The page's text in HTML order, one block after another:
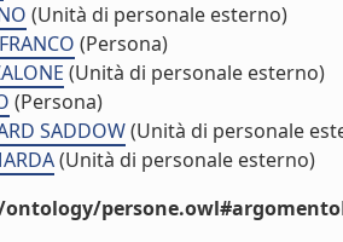
(Unità di personale esterno)
(Persona)
(Unità di personale esterno)
(Persona)
SADDOW(Unità di personale
(Unità di personale esterno)